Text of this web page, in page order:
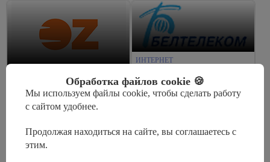
ИНТЕРНЕТ
Обработка файлов cookie 🍪
Мы используем файлы cookie, чтобы сделать работу
с сайтом удобнее.
Продолжая находиться на сайте, вы соглашаетесь с
этим.